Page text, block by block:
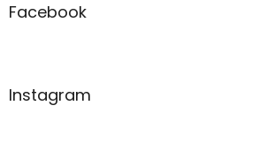
Facebook
Instagram